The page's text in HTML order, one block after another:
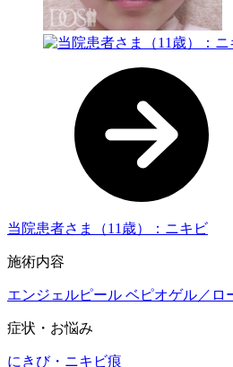
当院患者さま（11歳）：ニキビ
施術内容
エンジェルピール ベピオゲル／ロ
症状・お悩み
にきび・ニキビ痕